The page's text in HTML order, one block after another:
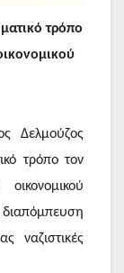
τρόπο
Δελμούζος
τρόπο τον
διαπόμπευση
ναζιστικές